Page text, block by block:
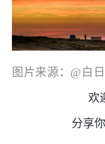
图片来源： @ 白
欢
分享